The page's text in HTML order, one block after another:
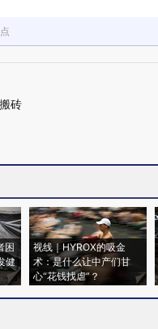
砖
困
健
视线｜HYROX的吸金
术：是什么让中产们甘
心“花钱找虐”？